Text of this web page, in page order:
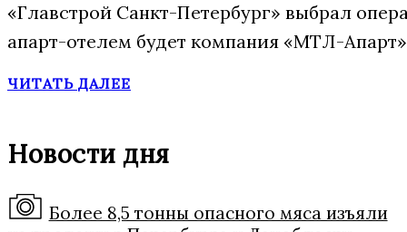
«Главстрой Санкт-Петербург» выбрал
апарт-отелем будет компания «МТЛ-
ЧИТАТЬ ДАЛЕЕ
Новости дня
Более 8,5 тонны опасного мяса изъяли